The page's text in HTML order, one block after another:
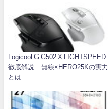
Logicool G G502 X LIGHTSPEED
徹底解説｜無線×HERO25Kの実力
とは